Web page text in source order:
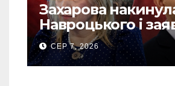
Захарова
Навроцького і
що Польща
існуванням
СЕР 7, 2026